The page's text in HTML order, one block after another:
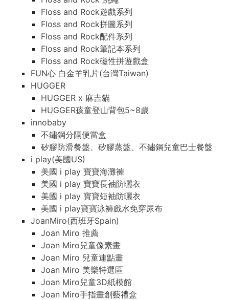
Floss and Rock遊戲系列
Floss and Rock拼圖系列
Floss and Rock配件系列
Floss and Rock筆記本系列
Floss and Rock磁性拼遊戲盒
FUN心 白金羊乳片(台灣Taiwan)
HUGGER
HUGGER x 麻吉貓
HUGGER孩童登山背包5~8歲
innobaby
不鏽鋼分隔便當盒
矽膠防滑餐盤、矽膠蒸盤、不鏽鋼兒童巴士餐盤
i play(美國US)
美國 i play 寶寶海灘褲
美國 i play 寶寶長袖防曬衣
美國 i play 寶寶短袖防曬衣
美國 i play寶寶泳褲戲水免穿尿布
JoanMiro(西班牙Spain)
Joan Miro 推薦
Joan Miro兒童像素畫
Joan Miro 兒童連點畫
Joan Miro 美樂特選區
Joan Miro兒童3D紙模館
Joan Miro手指畫創藝禮盒